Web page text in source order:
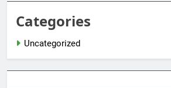
Categories
Uncategorized